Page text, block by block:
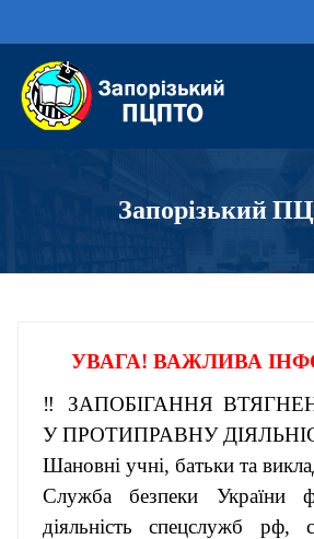
Запорізький
УВАГА! ВАЖЛИВА
‼️ ЗАПОБІГАННЯ
У ПРОТИПРАВНУ
Шановні учні, батьки та
Служба безпеки України
діяльність спецслужб рф,